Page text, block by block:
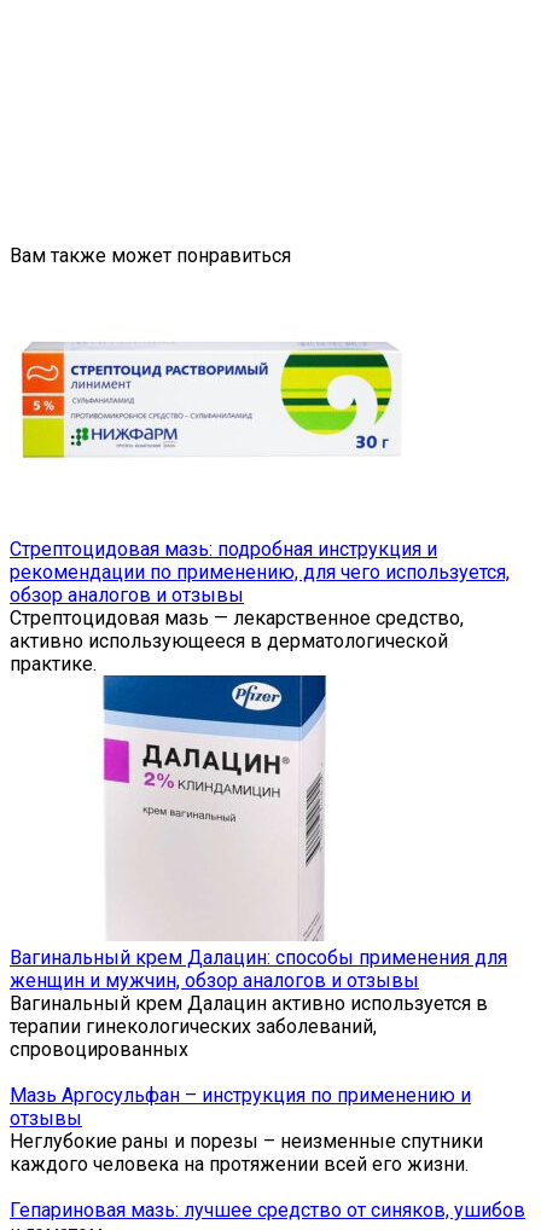
Вам также может понравиться
Стрептоцидовая мазь: подробная инструкция и
рекомендации по применению, для чего используется,
обзор аналогов и отзывы
Стрептоцидовая мазь — лекарственное средство,
активно использующееся в дерматологической
практике.
Вагинальный крем Далацин: способы применения для
женщин и мужчин, обзор аналогов и отзывы
Вагинальный крем Далацин активно используется в
терапии гинекологических заболеваний,
спровоцированных
Мазь Аргосульфан – инструкция по применению и
отзывы
Неглубокие раны и порезы – неизменные спутники
каждого человека на протяжении всей его жизни.
Гепариновая мазь: лучшее средство от синяков, ушибов